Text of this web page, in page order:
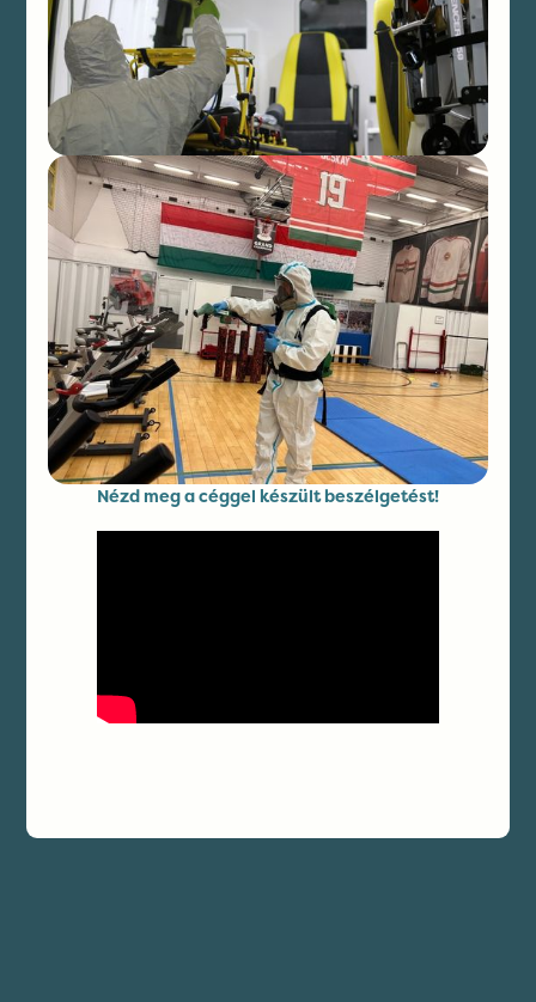
Nézd meg a céggel készült beszélgetést!